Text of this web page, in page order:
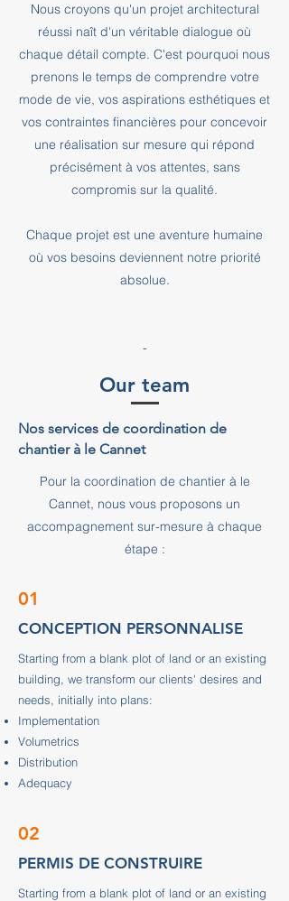
Nous croyons qu'un projet architectural
réussi naît d'un véritable dialogue où
chaque détail compte. C'est pourquoi nous
prenons le temps de comprendre votre
mode de vie, vos aspirations esthétiques et
vos contraintes financières pour concevoir
une réalisation sur mesure qui répond
précisément à vos attentes, sans
compromis sur la qualité.
Chaque projet est une aventure humaine
où vos besoins deviennent notre priorité
absolue.
-
Our team
Nos services de coordination de
chantier à le Cannet
Pour la coordination de chantier à le
Cannet, nous vous proposons un
accompagnement sur-mesure à chaque
étape :
01
CONCEPTION PERSONNALISE
Starting from a blank plot of land or an existing
building, we transform our clients' desires and
needs, initially into plans:
Implementation
Volumetrics
Distribution
Adequacy
02
PERMIS DE CONSTRUIRE
Starting from a blank plot of land or an existing